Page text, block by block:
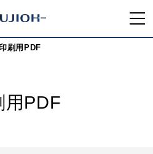
印刷用PDF
用PDF